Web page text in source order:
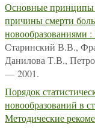
Основные принципы
причины смерти
новообразованиями
Старинский В.В.,
Данилова Т.В.,
— 2001.
Порядок
новообразований в
Методические